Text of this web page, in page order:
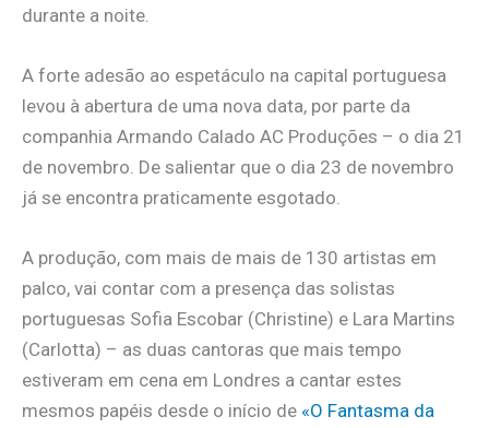
durante a noite.
A forte adesão ao espetáculo na capital portuguesa
levou à abertura de uma nova data, por parte da
companhia Armando Calado AC Produções – o dia 21
de novembro. De salientar que o dia 23 de novembro
já se encontra praticamente esgotado.
A produção, com mais de mais de 130 artistas em
palco, vai contar com a presença das solistas
portuguesas Sofia Escobar (Christine) e Lara Martins
(Carlotta) – as duas cantoras que mais tempo
estiveram em cena em Londres a cantar estes
mesmos papéis desde o início de «O Fantasma da